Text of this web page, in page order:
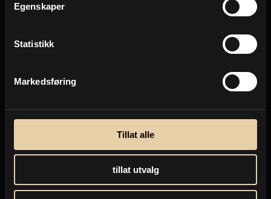
Egenskaper
Statistikk
Markedsføring
Tillat alle
tillat utvalg